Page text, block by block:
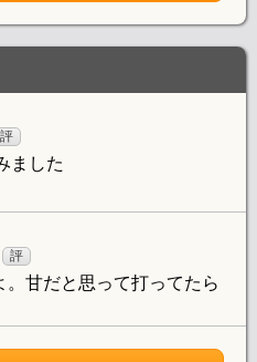
評
ました
評
甘だと思って打ってたら